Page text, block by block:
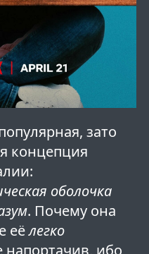
зато
концепция
оболочка
. Почему она
еёлегко
напортачив, ибо